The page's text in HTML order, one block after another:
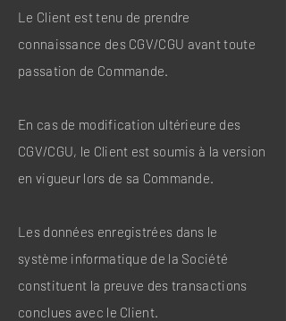
Le Client est tenu de prendre
connaissance des CGV/CGU avant toute
passation de Commande.
En cas de modification ultérieure des
CGV/CGU, le Client est soumis à la version
en vigueur lors de sa Commande.
Les données enregistrées dans le
système informatique de la Société
constituent la preuve des transactions
conclues avec le Client.